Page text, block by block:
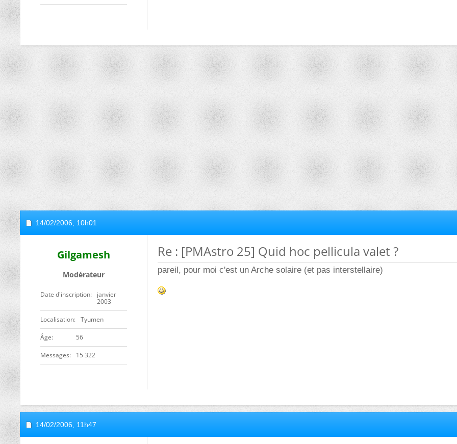
14/02/2006, 10h01
Gilgamesh
Modérateur
Date d'inscription
janvier
2003
Localisation Tyumen
ge 56
Messages 15 322
Re : [PMAstro 25] Quid hoc pellicula valet ?
pareil, pour moi c'est un Arche solaire (et pas interstellaire)
14/02/2006, 11h47